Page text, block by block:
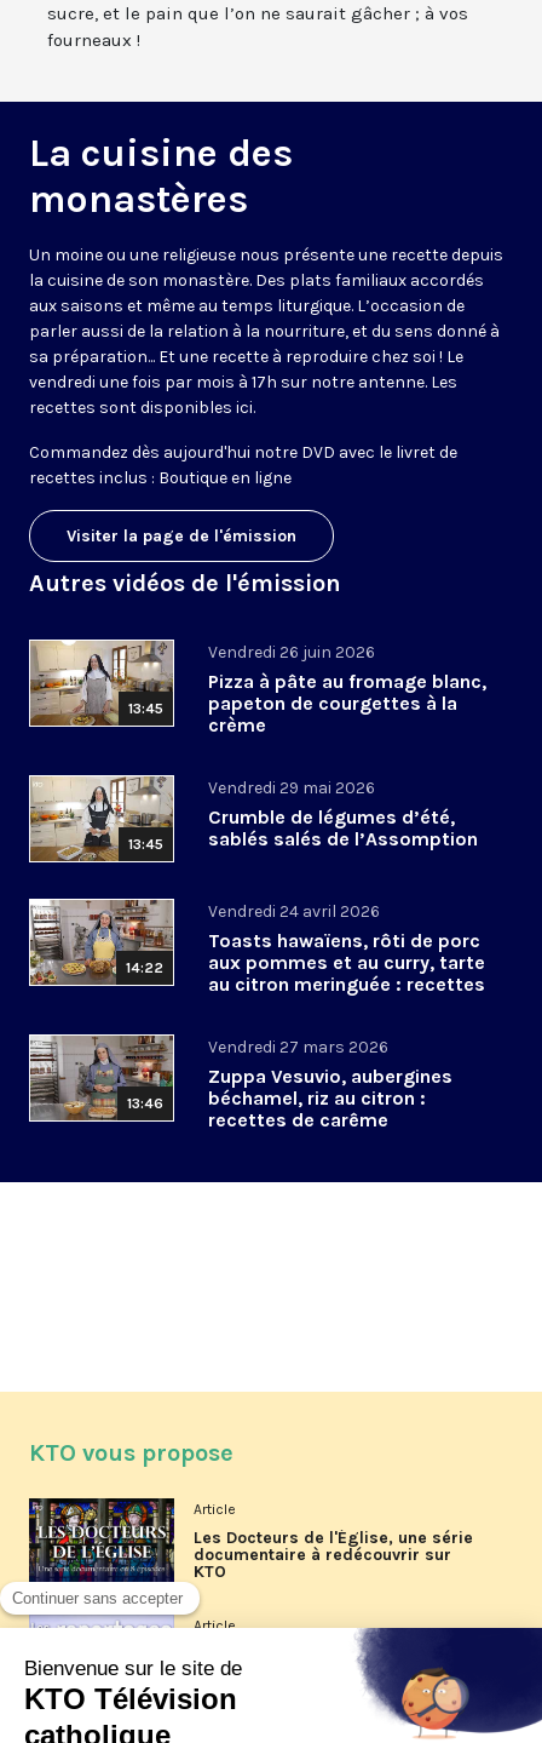
sucre, et le pain que l’on ne saurait gâcher ; à vos
fourneaux !
La cuisine des
monastères
Un moine ou une religieuse nous présente une recette depuis
la cuisine de son monastère. Des plats familiaux accordés
aux saisons et même au temps liturgique. L’occasion de
parler aussi de la relation à la nourriture, et du sens donné à
sa préparation... Et une recette à reproduire chez soi ! Le
vendredi une fois par mois à 17h sur notre antenne. Les
recettes sont disponibles ici.
Commandez dès aujourd'hui notre DVD avec le livret de
recettes inclus : Boutique en ligne
Visiter la page de l'émission
Autres vidéos de l'émission
13:45
Vendredi 26 juin 2026
Pizza à pâte au fromage blanc,
papeton de courgettes à la
crème
13:45
Vendredi 29 mai 2026
Crumble de légumes d’été,
sablés salés de l’Assomption
14:22
Vendredi 24 avril 2026
Toasts hawaïens, rôti de porc
aux pommes et au curry, tarte
au citron meringuée : recettes
13:46
Vendredi 27 mars 2026
Zuppa Vesuvio, aubergines
béchamel, riz au citron :
recettes de carême
KTO vous propose
Article
Les Docteurs de l'Église, une série
documentaire à redécouvrir sur
KTO
Article
Les reportages d'été 2026 de KTO